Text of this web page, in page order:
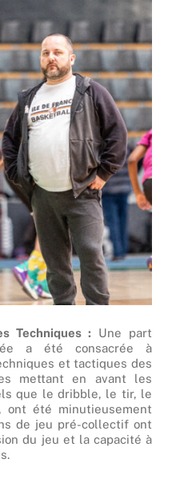
Techniques : Une part
a été consacrée à
et tactiques des
mettant en avant les
que le dribble, le tir, le
été minutieusement
de jeu pré-collectif ont
du jeu et la capacité à